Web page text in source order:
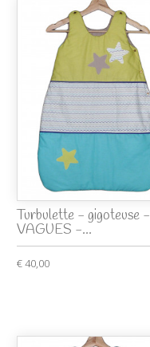
Turbulette - gigoteuse -
VAGUES -...
€ 40,00